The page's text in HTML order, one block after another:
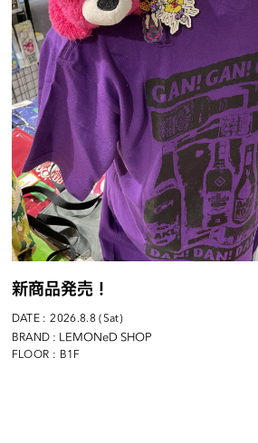
新商品発売！
DATE : 2026.8.8 (Sat)
BRAND : LEMONeD SHOP
FLOOR : B1F